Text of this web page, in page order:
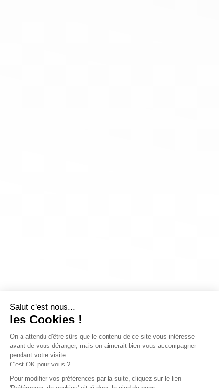
Salut c'est nous...
les Cookies !
On a attendu d'être sûrs que le contenu de ce site vous intéresse
avant de vous déranger, mais on aimerait bien vous accompagner
pendant votre visite...
C'est OK pour vous ?
Pour modifier vos préférences par la suite, cliquez sur le lien